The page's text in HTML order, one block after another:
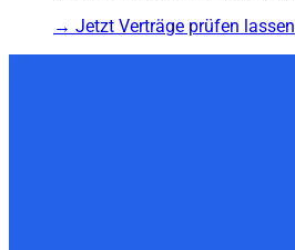
→ Jetzt Verträge prüfen lassen